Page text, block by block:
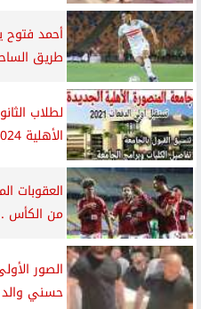
أحمد
طريق
لطلاب
الأهلية 2024
العقوبات
من الكأس
الصور
حسني والد